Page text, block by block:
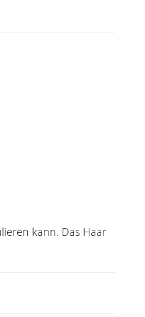
kann. Das Haar